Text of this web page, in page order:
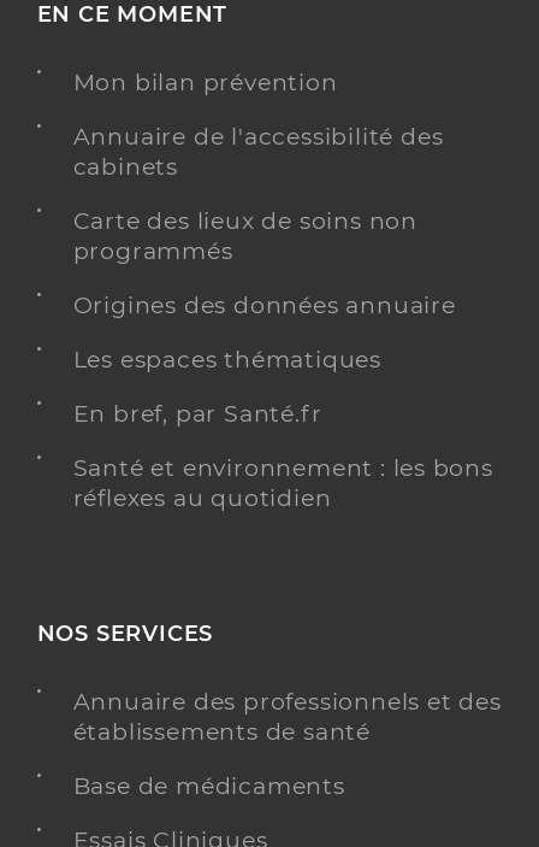
EN CE MOMENT
Mon bilan prévention
Annuaire de l'accessibilité des
cabinets
Carte des lieux de soins non
programmés
Origines des données annuaire
Les espaces thématiques
En bref, par Santé.fr
Santé et environnement : les bons
réflexes au quotidien
NOS SERVICES
Annuaire des professionnels et des
établissements de santé
Base de médicaments
Essais Cliniques